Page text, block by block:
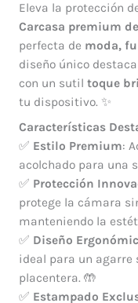
Eleva la protección
Carcasa premium
perfecta de moda,
diseño único
con un sutil toque
tu dispositivo. ✨
Características
✅ Estilo Premium:
acolchado para una
✅ Protección
protege la cámara
manteniendo la
✅ Diseño
ideal para un agarre
placentera. 🤲
✅ Estampado